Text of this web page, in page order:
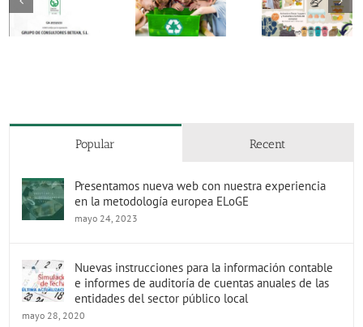
Educación
dirige a
negocios
locales para
de oficinas
Popular Recent
Presentamos nueva web con nuestra experiencia
en la metodología europea ELoGE
mayo 24, 2023
Nuevas instrucciones para la información contable
e informes de auditoría de cuentas anuales de las
entidades del sector público local
mayo 28, 2020